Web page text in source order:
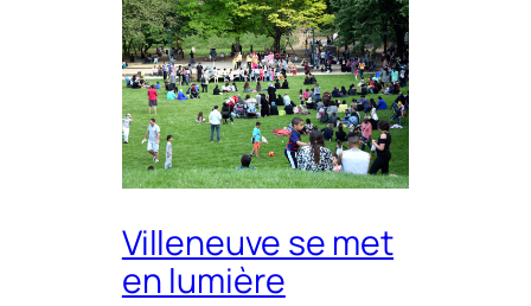
Villeneuve se met
en lumière